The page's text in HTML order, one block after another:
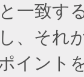
一致す
、それ
イント